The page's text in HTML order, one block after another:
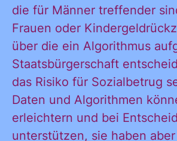
die für Männer treffender
Frauen oder
über die ein Algorithmus
Staatsbürgerschaft
das Risiko für Sozialbetrug
Daten und Algorithmen
erleichtern und bei
unterstützen, sie haben
Ja, ich möchte
alle